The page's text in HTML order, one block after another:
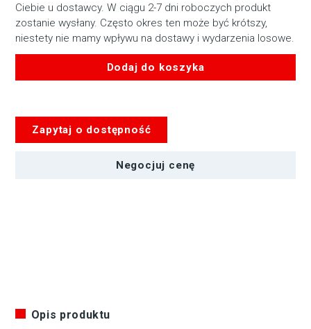
Ciebie u dostawcy. W ciągu 2-7 dni roboczych produkt
zostanie wysłany. Często okres ten może być krótszy,
niestety nie mamy wpływu na dostawy i wydarzenia losowe.
Dodaj do koszyka
symetryczna
prostaZapytaj o dostępność
Negocjuj cenę
Opis produktu